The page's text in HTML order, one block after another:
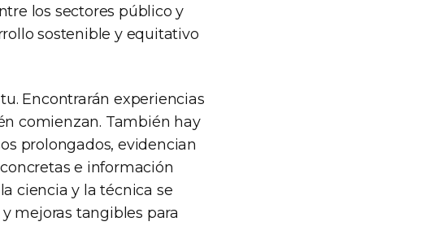
los sectores público y
sostenible y equitativo
Encontrarán experiencias
comienzan. También hay
prolongados, evidencian
e información
ciencia y la técnica se
mejoras tangibles para